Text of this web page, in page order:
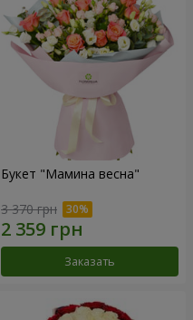
Букет "Мамина весна"
3 370 грн
Заказать